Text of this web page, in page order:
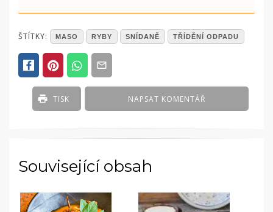
POSTED
ČLÁNKY
ŠTÍTKY: MASO RYBY SNÍDANĚ TŘÍDĚNÍ ODPADU
NAPSAT KOMENTÁŘ
TISK
Související obsah